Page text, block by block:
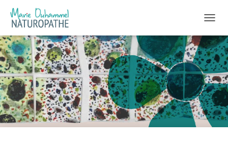
Prendre soin de son écosystème intestinal !
Publié par Marie Naturopathe le13 mai 2020